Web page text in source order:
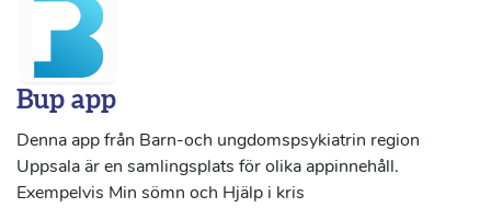
Bup app
Denna app från Barn-och ungdomspsykiatrin region
Uppsala är en samlingsplats för olika appinnehåll.
Exempelvis Min sömn och Hjälp i kris